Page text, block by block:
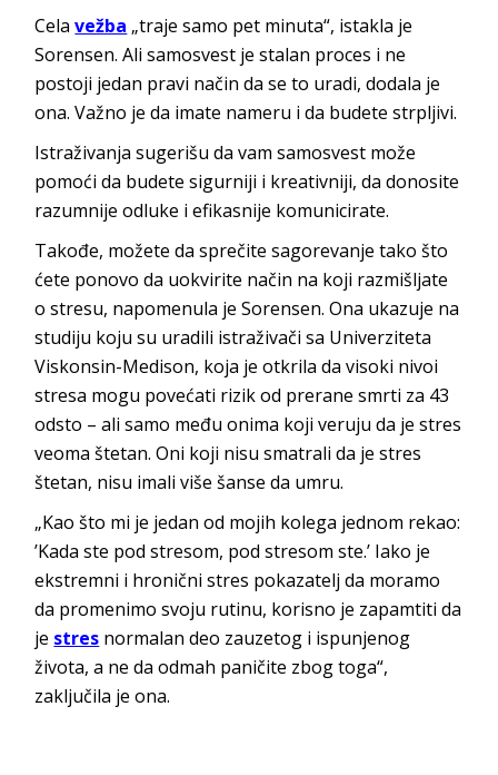
Celavežba „traje samo pet minuta“, istakla je
Sorensen. Ali samosvest je stalan proces i ne
postoji jedan pravi način da se to uradi, dodala je
ona. Važno je da imate nameru i da budete strpljivi.
Istraživanja sugerišu da vam samosvest može
pomoći da budete sigurniji i kreativniji, da donosite
razumnije odluke i efikasnije komunicirate.
Takođe, možete da sprečite sagorevanje tako što
ćete ponovo da uokvirite način na koji razmišljate
o stresu, napomenula je Sorensen. Ona ukazuje na
studiju koju su uradili istraživači sa Univerziteta
Viskonsin-Medison, koja je otkrila da visoki nivoi
stresa mogu povećati rizik od prerane smrti za 43
odsto – ali samo među onima koji veruju da je stres
veoma štetan. Oni koji nisu smatrali da je stres
štetan, nisu imali više šanse da umru.
„Kao što mi je jedan od mojih kolega jednom rekao:
’Kada ste pod stresom, pod stresom ste.’ Iako je
ekstremni i hronični stres pokazatelj da moramo
da promenimo svoju rutinu, korisno je zapamtiti da
je stres normalan deo zauzetog i ispunjenog
života, a ne da odmah paničite zbog toga“,
zaključila je ona.